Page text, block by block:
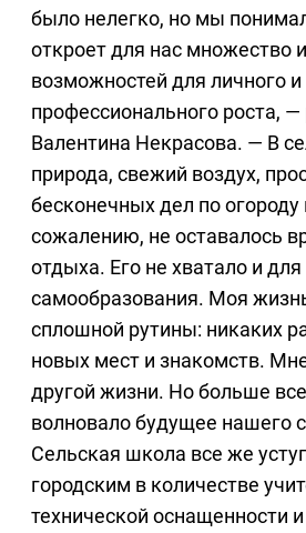
было нелегко, но мы
откроет для нас множество
возможностей для личного и
профессионального роста,
Валентина Некрасова. — В
природа, свежий воздух,
бесконечных дел по огороду
сожалению, не оставалось
отдыха. Его не хватало и для
самообразования. Моя
сплошной рутины: никаких
новых мест и знакомств.
другой жизни. Но больше
волновало будущее нашего
Сельская школа все же
городским в количестве
технической оснащенности